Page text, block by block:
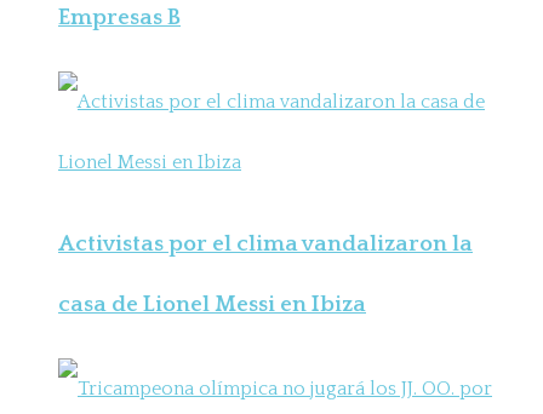
Empresas B
Activistas por el clima vandalizaron la
casa de Lionel Messi en Ibiza